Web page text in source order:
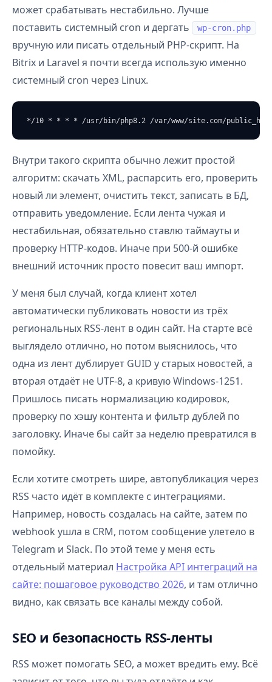
может срабатывать нестабильно. Лучше
поставить системный cron и дергать
wp-cron.php
вручную или писать отдельный PHP-скрипт. На
Bitrix и Laravel я почти всегда использую именно
системный cron через Linux.
*/10 * * * * /usr/bin/php8.2 /var/www/site.com/
Внутри такого скрипта обычно лежит простой
алгоритм: скачать XML, распарсить его, проверить
новый ли элемент, очистить текст, записать в БД,
отправить уведомление. Если лента чужая и
нестабильная, обязательно ставлю таймауты и
проверку HTTP-кодов. Иначе при 500-й ошибке
внешний источник просто повесит ваш импорт.
У меня был случай, когда клиент хотел
автоматически публиковать новости из трёх
региональных RSS-лент в один сайт. На старте всё
выглядело отлично, но потом выяснилось, что
одна из лент дублирует GUID у старых новостей, а
вторая отдаёт не UTF-8, а кривую Windows-1251.
Пришлось писать нормализацию кодировок,
проверку по хэшу контента и фильтр дублей по
заголовку. Иначе бы сайт за неделю превратился в
помойку.
Если хотите смотреть шире, автопубликация через
RSS часто идёт в комплекте с интеграциями.
Например, новость создалась на сайте, затем по
webhook ушла в CRM, потом сообщение улетело в
Telegram и Slack. По этой теме у меня есть
отдельный материал Настройка API интеграций на
сайте: пошаговое руководство 2026, и там отлично
видно, как связать все каналы между собой.
SEO и безопасность RSS-ленты
RSS может помогать SEO, а может вредить ему. Всё